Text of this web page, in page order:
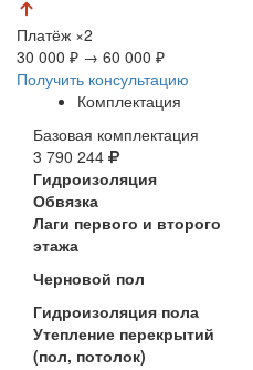
Платёж ×2
30 000 ₽ → 60 000 ₽
Получить консультацию
Комплектация
Базовая комплектация
3 790 244
Гидроизоляция
Обвязка
Лаги первого и второго
этажа
Черновой пол
Гидроизоляция пола
Утепление перекрытий
(пол, потолок)